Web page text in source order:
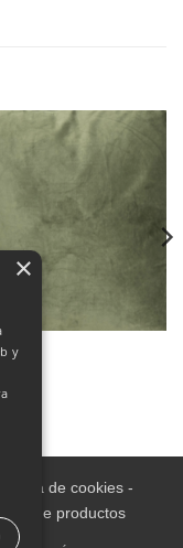
Política de cookies-
de productos
×
y